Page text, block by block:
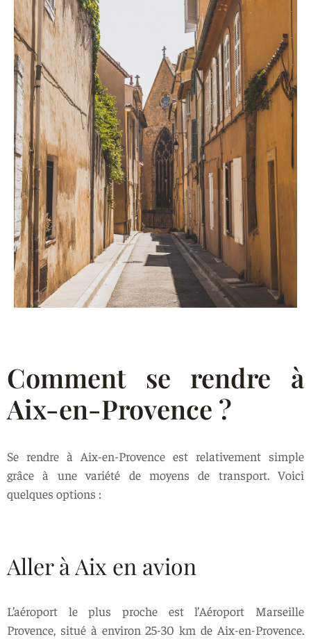
Comment se rendre à
Aix-en-Provence ?
Se rendre à Aix-en-Provence est relativement simple
grâce à une variété de moyens de transport. Voici
quelques options :
Aller à Aix en avion
L’aéroport le plus proche est l’Aéroport Marseille
Provence, situé à environ 25-30 km de Aix-en-Provence.